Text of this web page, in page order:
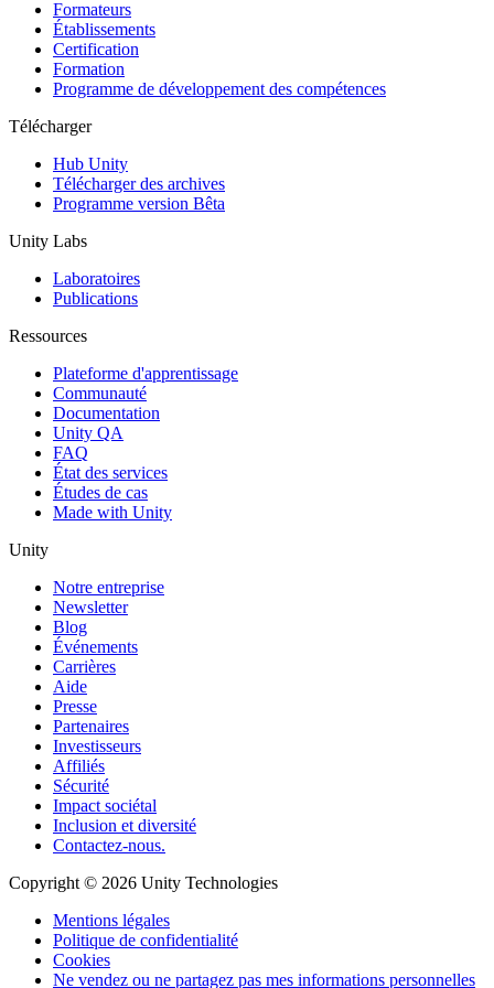
Jeux XR
Lancez des jeux XR sur plusieurs plateformes
Jeux multijoueur
Simplifiez le développement de jeux multijoueurs
Formateurs
Établissements
Certification
Formation
Programme de développement des compétences
Télécharger
Hub Unity
Télécharger des archives
Programme version Bêta
Unity Labs
Laboratoires
Publications
Ressources
Plateforme d'apprentissage
Communauté
Documentation
Unity QA
FAQ
État des services
Études de cas
Made with Unity
Unity
Notre entreprise
Newsletter
Blog
Événements
Carrières
Aide
Presse
Partenaires
Investisseurs
Affiliés
Sécurité
Impact sociétal
Inclusion et diversité
Contactez-nous.
Copyright © 2026 Unity Technologies
Mentions légales
Politique de confidentialité
Cookies
Ne vendez ou ne partagez pas mes informations personnelles